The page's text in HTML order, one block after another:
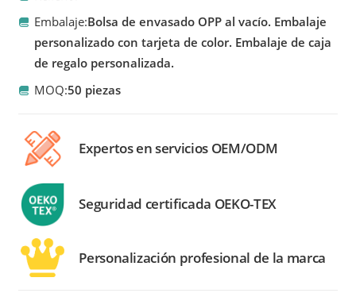
Embalaje:Bolsa de envasado OPP al vacío. Embalaje
personalizado con tarjeta de color. Embalaje de caja
de regalo personalizada.
MOQ:50 piezas
Expertos en servicios OEM/ODM
Seguridad certificada OEKO-TEX
Personalización profesional de la marca